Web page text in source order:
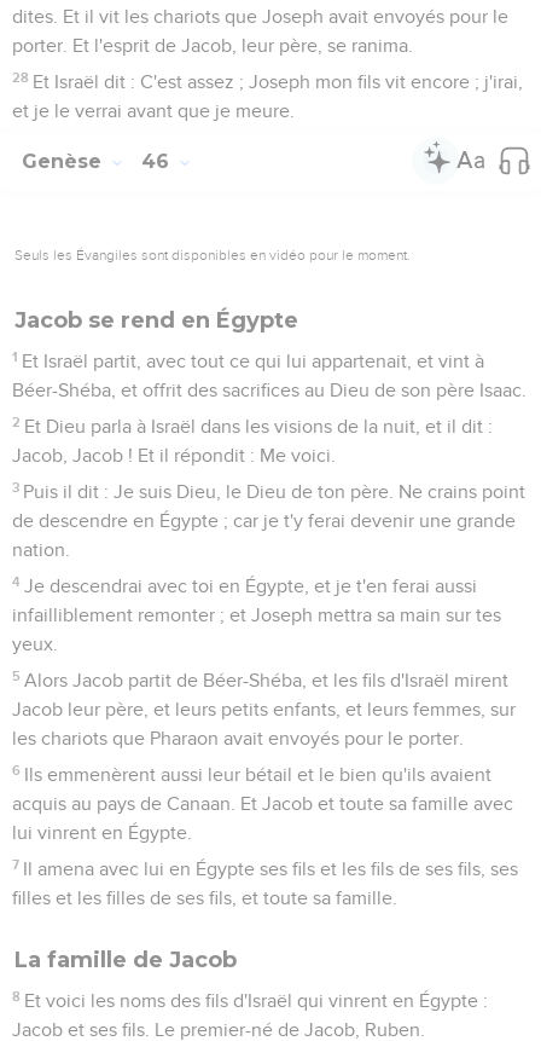
dites. Et il vit les chariots que Joseph avait envoyés pour le
porter. Et l'esprit de Jacob, leur père, se ranima.
28 Et Israël dit : C'est assez ; Joseph mon fils vit encore ; j'irai,
et je le verrai avant que je meure.
Genèse 46
Seuls les Évangiles sont disponibles en vidéo pour le moment.
Jacob se rend en Égypte
1 Et Israël partit, avec tout ce qui lui appartenait, et vint à
Béer-Shéba, et offrit des sacrifices au Dieu de son père Isaac.
2 Et Dieu parla à Israël dans les visions de la nuit, et il dit :
Jacob, Jacob ! Et il répondit : Me voici.
3 Puis il dit : Je suis Dieu, le Dieu de ton père. Ne crains point
de descendre en Égypte ; car je t'y ferai devenir une grande
nation.
4 Je descendrai avec toi en Égypte, et je t'en ferai aussi
infailliblement remonter ; et Joseph mettra sa main sur tes
yeux.
5 Alors Jacob partit de Béer-Shéba, et les fils d'Israël mirent
Jacob leur père, et leurs petits enfants, et leurs femmes, sur
les chariots que Pharaon avait envoyés pour le porter.
6 Ils emmenèrent aussi leur bétail et le bien qu'ils avaient
acquis au pays de Canaan. Et Jacob et toute sa famille avec
lui vinrent en Égypte.
7 Il amena avec lui en Égypte ses fils et les fils de ses fils, ses
filles et les filles de ses fils, et toute sa famille.
La famille de Jacob
8 Et voici les noms des fils d'Israël qui vinrent en Égypte :
Jacob et ses fils. Le premier-né de Jacob, Ruben.